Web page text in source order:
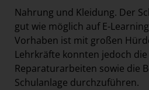
Nahrung und Kleidung. Der
gut wie möglich auf E-
Vorhaben ist mit großen
Lehrkräfte konnten jedoch
Reparaturarbeiten sowie die
Schulanlage durchzuführen.